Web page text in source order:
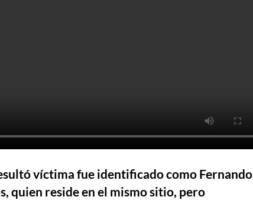
víctima fue identificado como Fernando
quien reside en el mismo sitio, pero